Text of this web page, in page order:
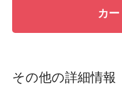
カ
その他の詳細情報